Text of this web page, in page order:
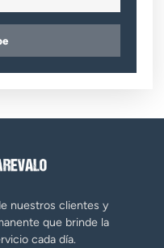
nuestros clientes y
que brinde la
cada día.